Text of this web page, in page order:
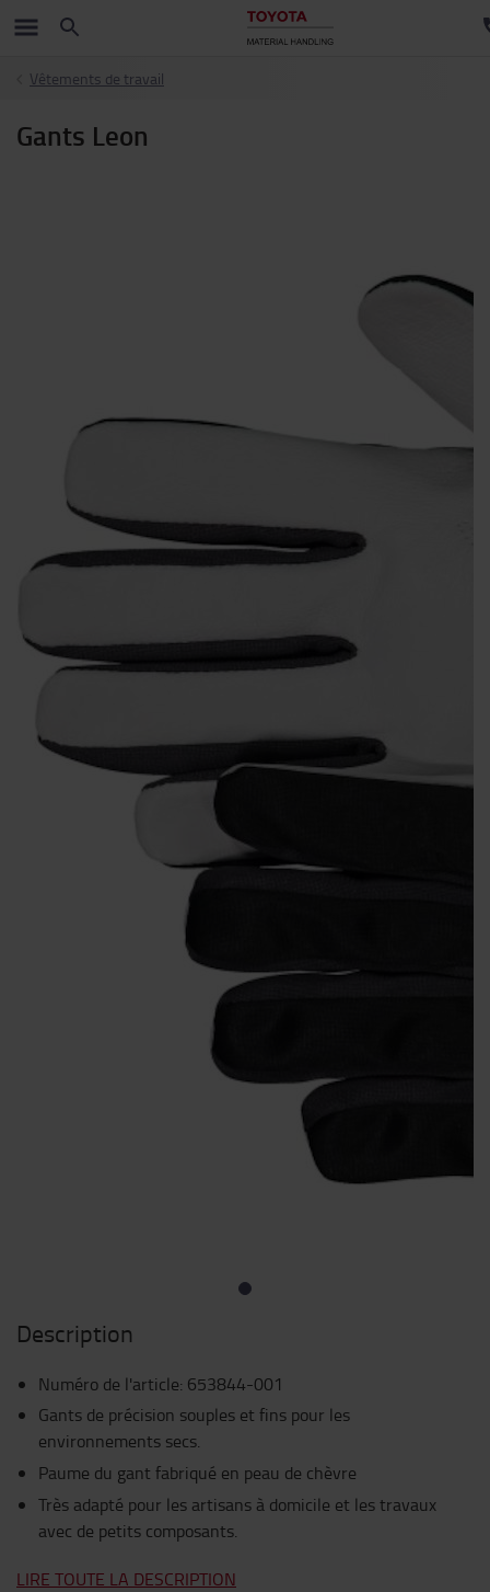
Vêtements de travail
Gants Leon
Description
Numéro de l'article: 653844-001
Gants de précision souples et fins pour les
environnements secs.
Paume du gant fabriqué en peau de chèvre
Très adapté pour les artisans à domicile et les travaux
avec de petits composants.
LIRE TOUTE LA DESCRIPTION